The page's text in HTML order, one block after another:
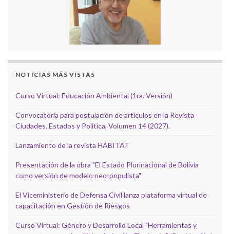
NOTICIAS MÁS VISTAS
Curso Virtual: Educación Ambiental (1ra. Versión)
Convocatoria para postulación de artículos en la Revista
Ciudades, Estados y Política, Volumen 14 (2027).
Lanzamiento de la revista HÁBITAT
Presentación de la obra "El Estado Plurinacional de Bolivia
como versión de modelo neo-populista"
El Viceministerio de Defensa Civil lanza plataforma virtual de
capacitación en Gestión de Riesgos
Curso Virtual: Género y Desarrollo Local "Herramientas y